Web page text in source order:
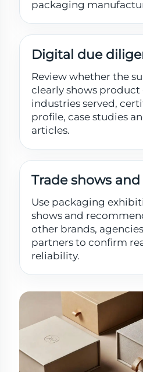
packaging
Digital due
Review whether the
clearly shows product
industries served,
profile, case studies
articles.
Trade shows
Use packaging
shows and
other brands,
partners to confirm
reliability.